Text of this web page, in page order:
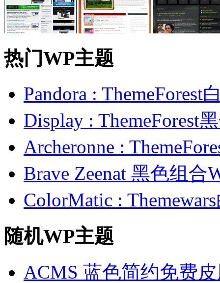
热门WP主题
Pandora : ThemeForest
Display : ThemeForest
Archeronne :
Brave Zeenat 黑色组合
ColorMatic :
随机WP主题
ACMS 蓝色简约免费